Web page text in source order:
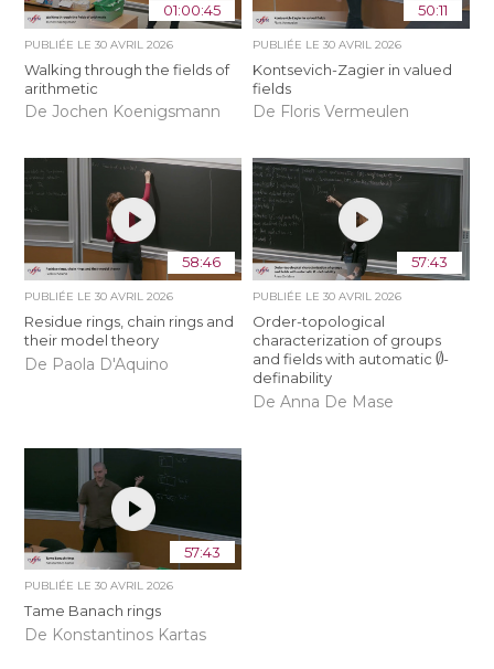
01:00:45
PUBLIÉE LE30 AVRIL 2026
Walking through the fields of
arithmetic
De Jochen Koenigsmann
50:11
PUBLIÉE LE 30 AVRIL 2026
Kontsevich-Zagier in valued
fields
De Floris Vermeulen
58:46
PUBLIÉE LE30 AVRIL 2026
Residue rings, chain rings and
their model theory
De Paola D'Aquino
57:43
PUBLIÉE LE 30 AVRIL 2026
Order-topological
characterization of groups
and fields with automatic ∅-
definability
De Anna De Mase
57:43
PUBLIÉE LE30 AVRIL 2026
Tame Banach rings
De Konstantinos Kartas